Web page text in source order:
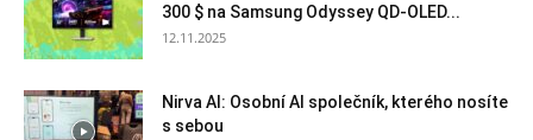
300 $ na Samsung Odyssey QD-OLED...
12.11.2025
Nirva AI: Osobní AI společník, kterého nosíte
s sebou